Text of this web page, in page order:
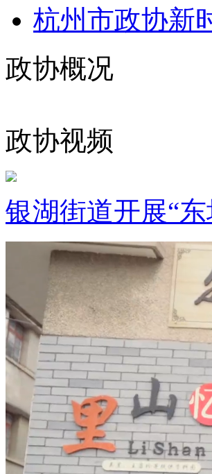
杭州市政协新
政协概况
政协视频
银湖街道开展“东